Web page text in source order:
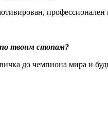
профессионален
твоим стопам?
до чемпиона мира и